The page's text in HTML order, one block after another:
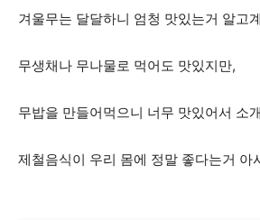
겨울무는 달달하니 엄청 맛있는거 알고
무생채나 무나물로 먹어도 맛있지만,
무밥을 만들어먹으니 너무 맛있어서 소
제철음식이 우리 몸에 정말 좋다는거 아